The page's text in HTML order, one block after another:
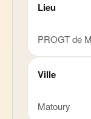
Lieu
PROGT de
Ville
Matoury